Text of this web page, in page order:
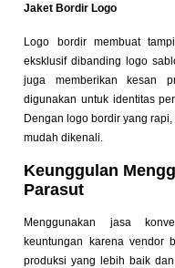
Jaket Bordir Logo
Logo bordir membuat
eksklusif dibanding logo
juga memberikan kesan
digunakan untuk identitas
Dengan logo bordir yang
mudah dikenali.
Keunggulan
Parasut
Menggunakan jasa
keuntungan karena vendor
produksi yang lebih baik